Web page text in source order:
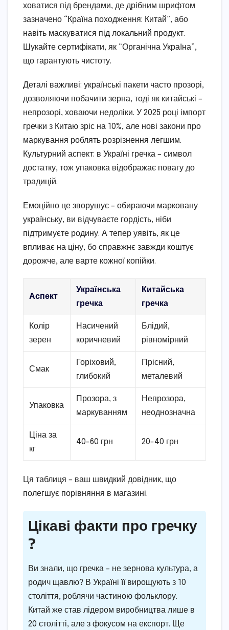
ховатися під брендами, де дрібним шрифтом
зазначено “Країна походження: Китай”, або
навіть маскуватися під локальний продукт.
Шукайте сертифікати, як “Органічна Україна”,
що гарантують чистоту.
Деталі важливі: українські пакети часто прозорі,
дозволяючи побачити зерна, тоді як китайські –
непрозорі, ховаючи недоліки. У 2025 році імпорт
гречки з Китаю зріс на 10%, але нові закони про
маркування роблять розрізнення легшим.
Культурний аспект: в Україні гречка – символ
достатку, тож упаковка відображає повагу до
традицій.
Емоційно це зворушує – обираючи марковану
українську, ви відчуваєте гордість, ніби
підтримуєте родину. А тепер уявіть, як це
впливає на ціну, бо справжнє завжди коштує
дорожче, але варте кожної копійки.
Аспект
Українська
гречка
Китайська
гречка
Колір
зерен
Насичений
коричневий
Блідий,
рівномірний
Смак
Горіховий,
глибокий
Прісний,
металевий
Упаковка
Прозора, з
маркуванням
Непрозора,
неоднозначна
Ціна за
кг
40-60 грн 20-40 грн
Ця таблиця – ваш швидкий довідник, що
полегшує порівняння в магазині.
Цікаві факти про гречку
?
Ви знали, що гречка – не зернова культура, а
родич щавлю? В Україні її вирощують з 10
століття, роблячи частиною фольклору.
Китай же став лідером виробництва лише в
20 столітті, але з фокусом на експорт. Ще